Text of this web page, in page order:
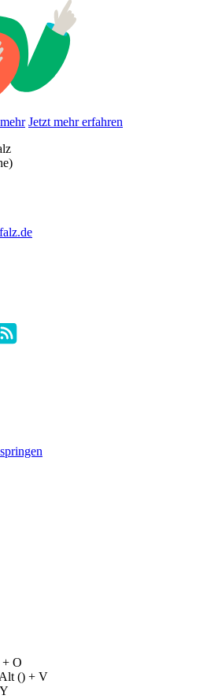
Jetzt mehr erfahren
+ O
Alt () + V